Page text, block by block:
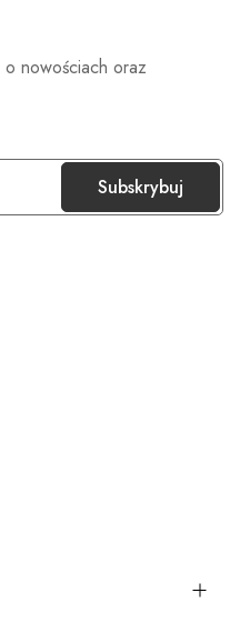
nowościach oraz
Subskrybuj